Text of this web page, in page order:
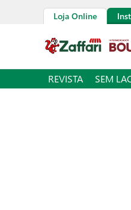
Loja Online
REVISTA SEM